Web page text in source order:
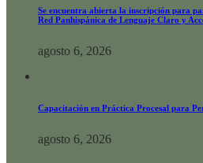
Se encuentra abierta la inscripción para
Red Panhispánica de Lenguaje Claro y
agosto 6, 2026
Capacitación en Práctica Procesal para
agosto 6, 2026